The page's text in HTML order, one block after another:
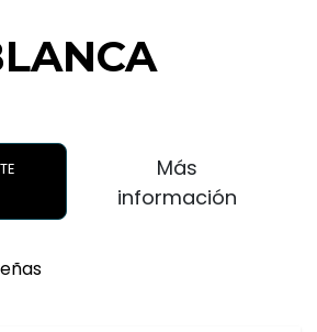
Más
información